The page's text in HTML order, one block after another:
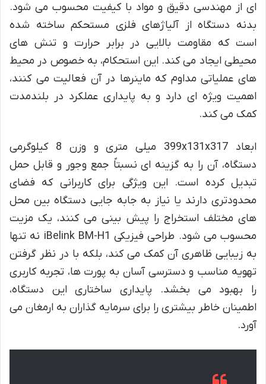
ای از مهندسی دقیق و مواد با کیفیت محسوب می شود.
بدنه دستگاه از آلیاژهای فلزی مستحکم ساخته شده
است که مقاومت بالایی در برابر حرارت و تنش های
محیطی ایجاد می کند. این استحکام، به خصوص در محیط
های عملیاتی مداوم که ماینرها در آن فعالیت می کنند،
اهمیت ویژه ای دارد و به پایداری عملکرد در بلندمدت
کمک می کند.
ابعاد 399x131x317 میلی متری و وزن 8 کیلوگرمی
دستگاه، آن را به گزینه ای نسبتاً جمع وجور و قابل حمل
تبدیل کرده است. این ویژگی برای کاربرانی که فضای
محدودتری دارند یا نیاز به جابه جایی دستگاه بین محل
های مختلف استخراج را پیش بینی می کنند، یک مزیت
محسوب می شود. طراحی فیزیکی iBelink BM-H1 نه تنها
به زیبایی ظاهری آن کمک می کند، بلکه با در نظر گرفتن
تهویه مناسب و دسترسی آسان به پورت ها، تجربه کاربری
را بهبود می بخشد. پایداری ساختاری این دستگاه،
اطمینان خاطر بیشتری را برای سرمایه گذاران به ارمغان می
آورد.